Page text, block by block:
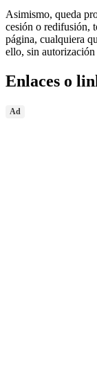
Asimismo, queda
cesión o redifusión,
página, cualquiera
ello, sin
Enlaces o
Ad